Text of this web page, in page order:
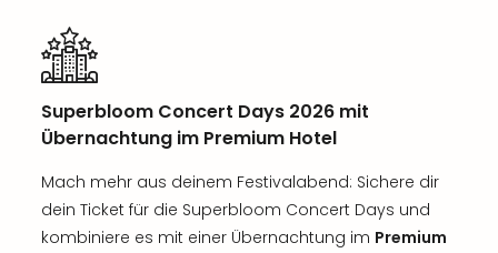
Superbloom Concert Days 2026 mit
Übernachtung im Premium Hotel
Mach mehr aus deinem Festivalabend: Sichere dir
dein Ticket für die Superbloom Concert Days und
kombiniere es mit einer Übernachtung im Premium